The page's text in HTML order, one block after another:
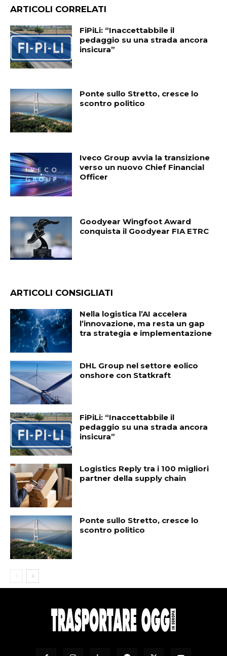
ARTICOLI CORRELATI
FiPiLi: “Inaccettabbile il
pedaggio su una strada ancora
insicura”
Ponte sullo Stretto, cresce lo
scontro politico
Iveco Group avvia la transizione
verso un nuovo Chief Financial
Officer
Goodyear Wingfoot Award
conquista il Goodyear FIA ETRC
ARTICOLI CONSIGLIATI
Nella logistica l’AI accelera
l’innovazione, ma resta un gap
tra strategia e implementazione
DHL Group nel settore eolico
onshore con Statkraft
FiPiLi: “Inaccettabbile il
pedaggio su una strada ancora
insicura”
Logistics Reply tra i 100 migliori
partner della supply chain
Ponte sullo Stretto, cresce lo
scontro politico